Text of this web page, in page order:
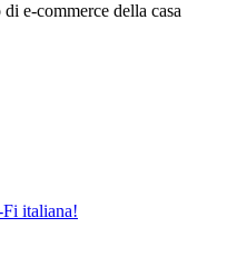
e-commerce della casa
italiana!